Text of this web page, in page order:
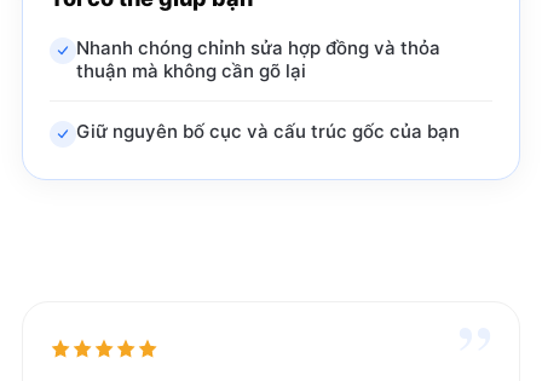
Nhanh chóng chỉnh sửa hợp đồng và thỏa
thuận mà không cần gõ lại
Giữ nguyên bố cục và cấu trúc gốc của bạn